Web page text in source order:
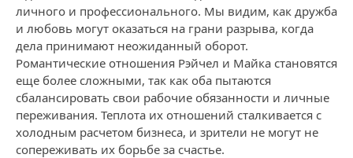
личного и профессионального. Мы видим, как дружба
и любовь могут оказаться на грани разрыва, когда
дела принимают неожиданный оборот.
Романтические отношения Рэйчел и Майка становятся
еще более сложными, так как оба пытаются
сбалансировать свои рабочие обязанности и личные
переживания. Теплота их отношений сталкивается с
холодным расчетом бизнеса, и зрители не могут не
сопереживать их борьбе за счастье.